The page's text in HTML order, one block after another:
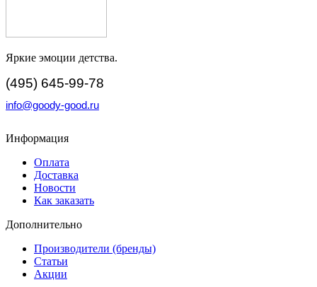
Яркие эмоции детства.
(495) 645-99-78
info@goody-good.ru
Информация
Оплата
Доставка
Новости
Как заказать
Дополнительно
Производители (бренды)
Статьи
Акции